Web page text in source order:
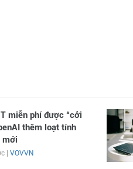
miễn phí được “cởi
thêm loạt tính
mới
| VOVVN